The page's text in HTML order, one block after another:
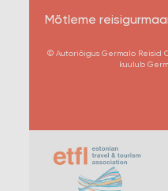
Mõtleme
© Autoriõigus Germalo Reisid
kuulub